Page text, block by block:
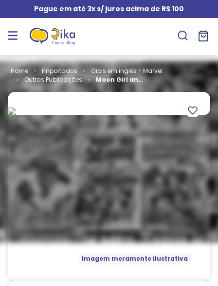
Pague em até 3x s/ juros acima de R$ 100
Importados
Gibis em inglês - Marvel
Outras Publicações
Moon Girl and
Devil Dinosaur
Imagem meramente ilustrativa